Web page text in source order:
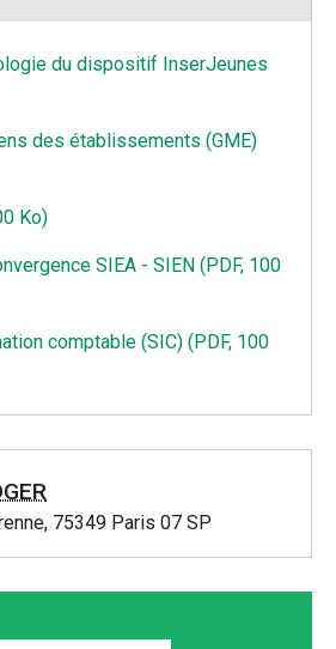
du dispositif InserJeunes
des établissements (GME)
Ko)
SIEA - SIEN (PDF, 100
comptable (SIC) (PDF, 100
75349 Paris 07 SP